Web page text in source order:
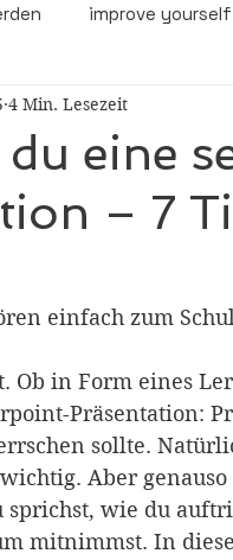
improve yourself
eine
– 7
4 Min. Lesezeit
einfach zum
Ob in Form eines
Präsentation:
sollte.
Aber
sprichst, wie du
mitnimmst. In